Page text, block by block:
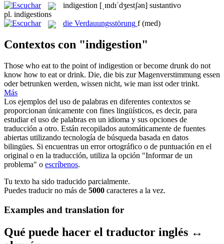
indigestion [ˌɪndɪˈdʒestʃən] sustantivo
pl. indigestions
die Verdauungsstörung f (med)
Contextos con "indigestion"
Those who eat to the point ofindigestion or become drunk do not
know how to eat or drink. Die, die bis zurMagenverstimmung essen
oder betrunken werden, wissen nicht, wie man isst oder trinkt.
Más
Los ejemplos del uso de palabras en diferentes contextos se
proporcionan únicamente con fines lingüísticos, es decir, para
estudiar el uso de palabras en un idioma y sus opciones de
traducción a otro. Están recopilados automáticamente de fuentes
abiertas utilizando tecnología de búsqueda basada en datos
bilingües. Si encuentras un error ortográfico o de puntuación en el
original o en la traducción, utiliza la opción "Informar de un
problema" o escríbenos.
Tu texto ha sido traducido parcialmente.
Puedes traducir no más de 5000 caracteres a la vez.
Examples and translation for
Qué puede hacer el traductor inglés ↔